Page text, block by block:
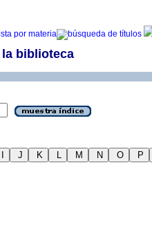
biblioteca